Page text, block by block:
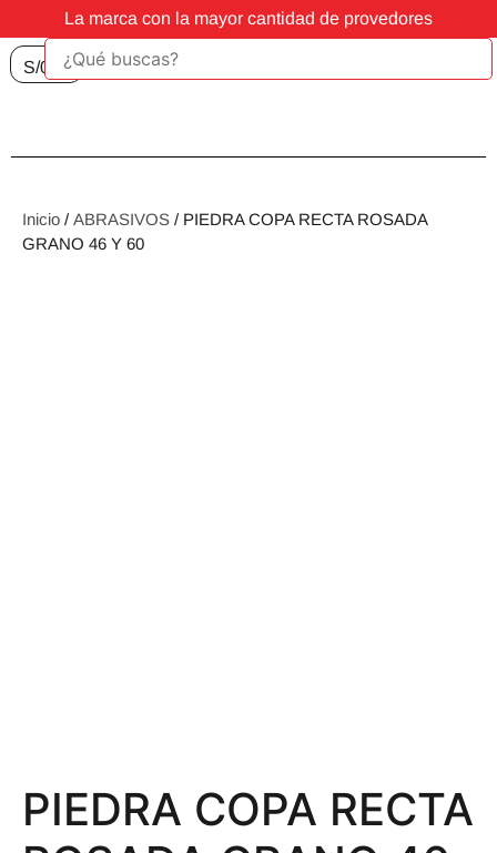
La marca con la mayor cantidad de provedores
S/0.00
Inicio / ABRASIVOS / PIEDRA COPA RECTA ROSADA
GRANO 46 Y 60
PIEDRA COPA RECTA